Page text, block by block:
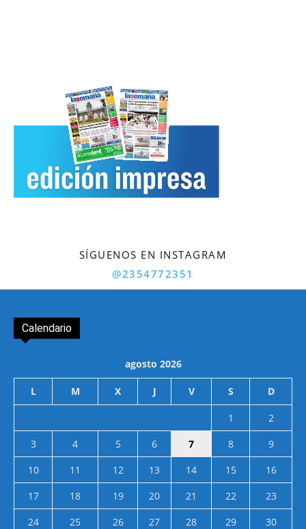
SÍGUENOS EN INSTAGRAM
@2354772351
Calendario
agosto 2026
L M X J V S D
1
2
3
4 5 6 7 8
9
10
11 12 13 14 15
16
17
18 19 20 21 22
23
24
25 26 27 28 29
30